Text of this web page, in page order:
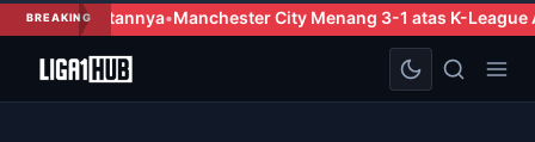
BREAKINGCity Menang 3-1 atas K-League All Stars dalam Laga